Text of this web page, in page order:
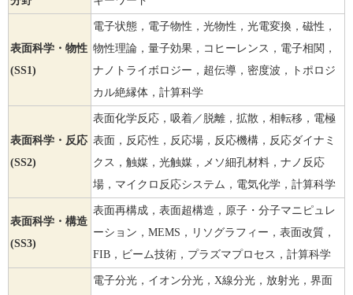
表面科学・物性
(SS1)
電子状態，電子物性，光物性，光電変換，磁性，
物性理論，量子効果，コヒーレンス，電子相関，
ナノトライボロジー，超伝導，密度波，トポロジ
カル絶縁体，計算科学
表面科学・反応
(SS2)
表面化学反応，吸着／脱離，拡散，相転移，電極
表面，反応性，反応場，反応機構，反応ダイナミ
クス，触媒，光触媒，メソ細孔材料，ナノ反応
場，マイクロ反応システム，電気化学，計算科学
表面科学・構造
(SS3)
表面再構成，表面超構造，原子・分子マニピュレ
ーション，MEMS，リソグラフィー，表面改質，
FIB，ビーム技術，プラズマプロセス，計算科学
電子分光，イオン分光，X線分光，放射光，界面